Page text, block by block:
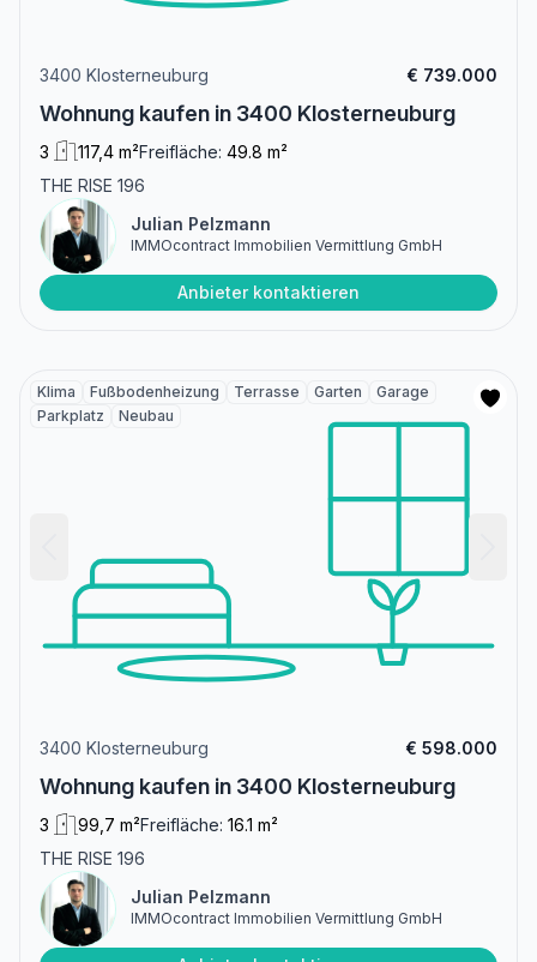
3400 Klosterneuburg € 739.000
Wohnung kaufen in 3400 Klosterneuburg
3 117,4 m²Freifläche: 49.8 m²
THE RISE 196
Julian Pelzmann
IMMOcontract Immobilien Vermittlung GmbH
Anbieter kontaktieren
Klima Fußbodenheizung Terrasse Garten
Garage
Parkplatz
Neubau
3400 Klosterneuburg € 598.000
Wohnung kaufen in 3400 Klosterneuburg
3 99,7 m²Freifläche: 16.1 m²
THE RISE 196
Julian Pelzmann
IMMOcontract Immobilien Vermittlung GmbH